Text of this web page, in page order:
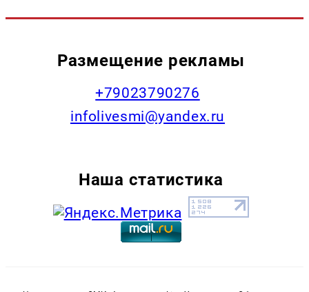
Размещение рекламы
+79023790276
infolivesmi@yandex.ru
Наша статистика